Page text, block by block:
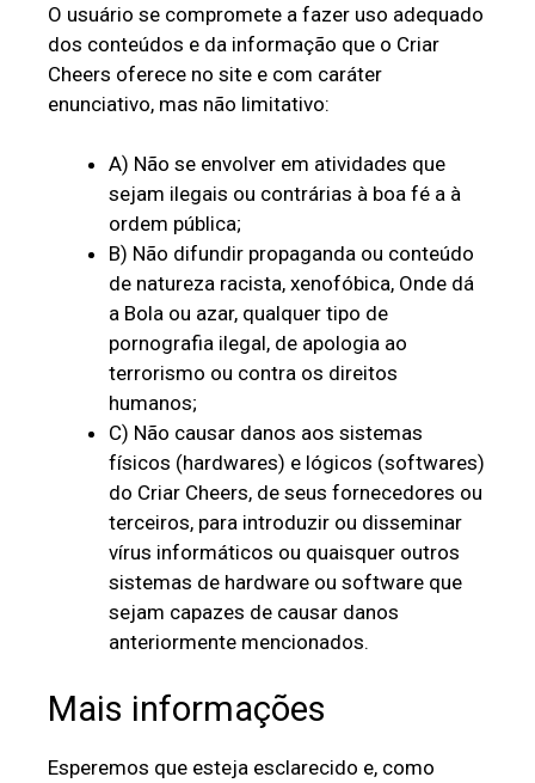
O usuário se compromete a fazer uso adequado
dos conteúdos e da informação que o Criar
Cheers oferece no site e com caráter
enunciativo, mas não limitativo:
A) Não se envolver em atividades que
sejam ilegais ou contrárias à boa fé a à
ordem pública;
B) Não difundir propaganda ou conteúdo
de natureza racista, xenofóbica, Onde dá
a Bola ou azar, qualquer tipo de
pornografia ilegal, de apologia ao
terrorismo ou contra os direitos
humanos;
C) Não causar danos aos sistemas
físicos (hardwares) e lógicos (softwares)
do Criar Cheers, de seus fornecedores ou
terceiros, para introduzir ou disseminar
vírus informáticos ou quaisquer outros
sistemas de hardware ou software que
sejam capazes de causar danos
anteriormente mencionados.
Mais informações
Esperemos que esteja esclarecido e, como